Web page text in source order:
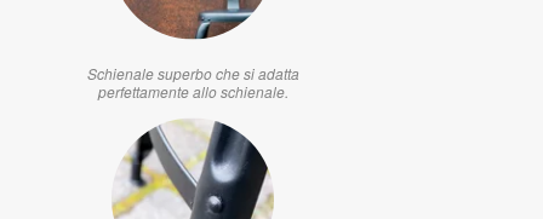
Schienale superbo che si adatta
perfettamente allo schienale.